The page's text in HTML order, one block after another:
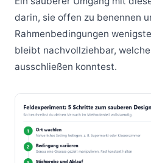
darin, sie offen zu benennen
Rahmenbedingungen
bleibt nachvollziehbar,
ausschließen konntest.